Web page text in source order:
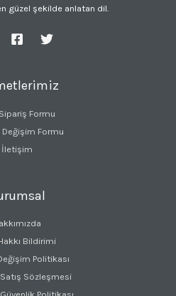
güzel şekilde anlatan dil.
Formu
Değişim Formu
İletişim
Bildirimi
Politikası
Sözleşmesi